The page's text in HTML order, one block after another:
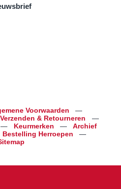
Voorwaarden
—
Verzenden & Retourneren
—
— Keurmerken —
Archief
Bestelling Herroepen
—